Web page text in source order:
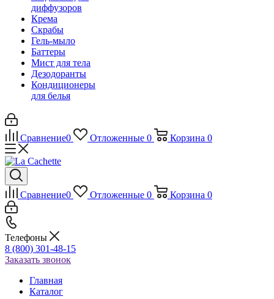
диффузоров
Крема
Скрабы
Гель-мыло
Баттеры
Мист для тела
Дезодоранты
Кондиционеры
для белья
Сравнение0 Отложенные 0 Корзина 0
Сравнение0 Отложенные 0 Корзина 0
Телефоны
8 (800) 301-48-15
Заказать звонок
Главная
Каталог